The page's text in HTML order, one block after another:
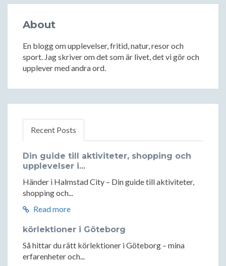
About
En blogg om upplevelser, fritid, natur, resor och
sport. Jag skriver om det som är livet, det vi gör och
upplever med andra ord.
Recent Posts
Din guide till aktiviteter, shopping och
upplevelser i...
Händer i Halmstad City – Din guide till aktiviteter,
shopping och...
Read more
körlektioner i Göteborg
Så hittar du rätt körlektioner i Göteborg – mina
erfarenheter och...